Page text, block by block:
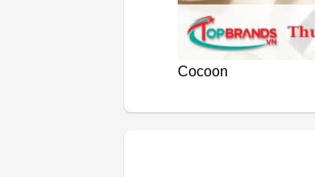
Cocoon